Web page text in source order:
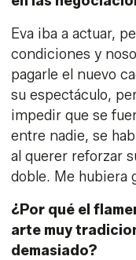
Eva iba a actuar,
condiciones y
pagarle el nuevo
su espectáculo,
impedir que se
entre nadie, se
al querer reforzar
doble. Me hubiera
¿Por qué el
arte muy
demasiado?